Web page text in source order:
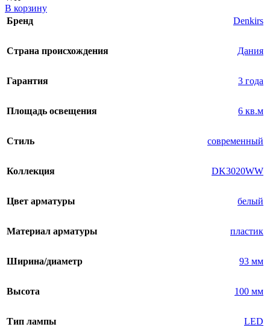
В корзину
Бренд
Denkirs
Страна происхождения Дания
Гарантия 3 года
Площадь освещения 6 кв.м
Стиль современный
Коллекция DK3020WW
Цвет арматуры белый
Материал арматуры пластик
Ширина/диаметр 93 мм
Высота 100 мм
Тип лампы LED